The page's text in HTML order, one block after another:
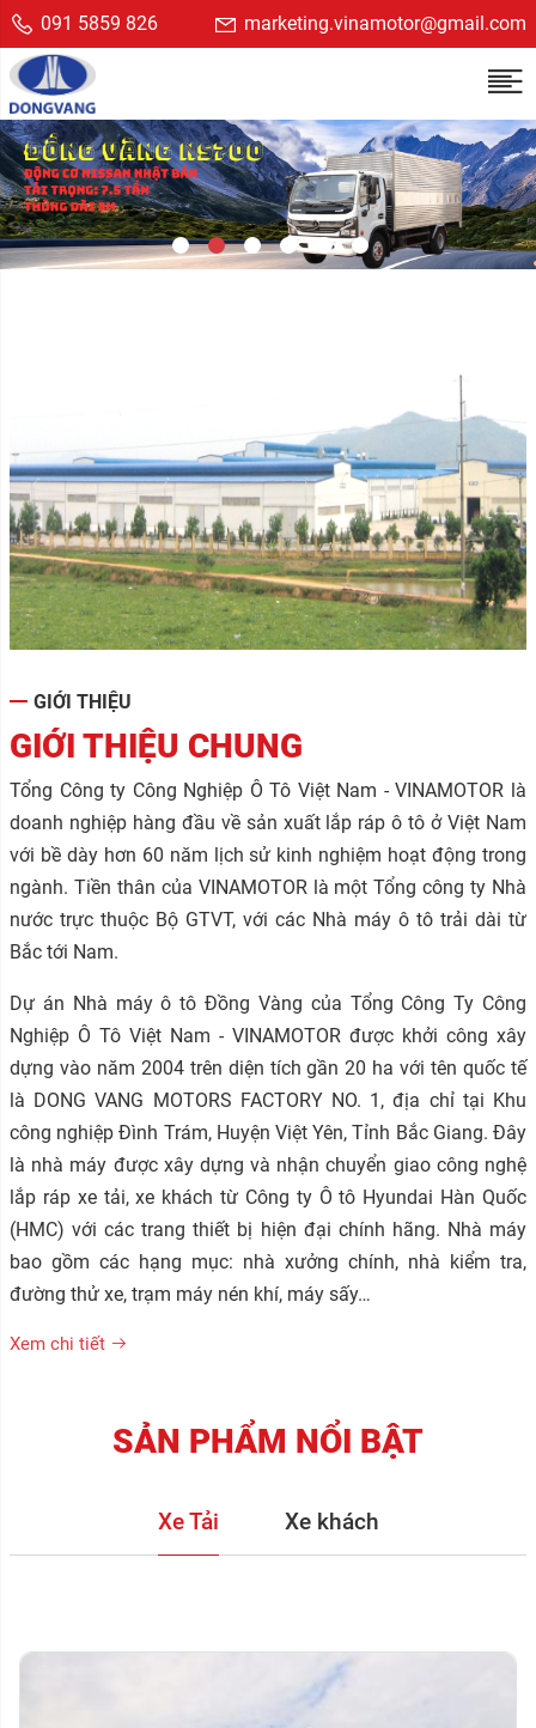
091 5859 826 marketing.vinamotor@gmail.com
GIỚI THIỆU
GIỚI THIỆU CHUNG
Tổng Công ty Công Nghiệp Ô Tô Việt Nam - VINAMOTOR là
doanh nghiệp hàng đầu về sản xuất lắp ráp ô tô ở Việt Nam
với bề dày hơn 60 năm lịch sử kinh nghiệm hoạt động trong
ngành. Tiền thân của VINAMOTOR là một Tổng công ty Nhà
nước trực thuộc Bộ GTVT, với các Nhà máy ô tô trải dài từ
Bắc tới Nam.
Dự án Nhà máy ô tô Đồng Vàng của Tổng Công Ty Công
Nghiệp Ô Tô Việt Nam - VINAMOTOR được khởi công xây
dựng vào năm 2004 trên diện tích gần 20 ha với tên quốc tế
là DONG VANG MOTORS FACTORY NO. 1, địa chỉ tại Khu
công nghiệp Đình Trám, Huyện Việt Yên, Tỉnh Bắc Giang. Đây
là nhà máy được xây dựng và nhận chuyển giao công nghệ
lắp ráp xe tải, xe khách từ Công ty Ô tô Hyundai Hàn Quốc
(HMC) với các trang thiết bị hiện đại chính hãng. Nhà máy
bao gồm các hạng mục: nhà xưởng chính, nhà kiểm tra,
đường thử xe, trạm máy nén khí, máy sấy…
Xem chi tiết
SẢN PHẨM NỔI BẬT
Xe Tải Xe khách